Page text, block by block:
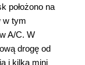
położono na
w tym
A/C. W
drogę od
i kilka mini